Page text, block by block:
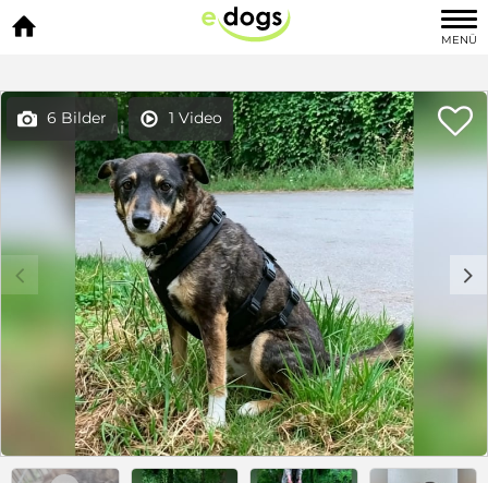

MENÜ
 6 Bilder  1 Video 
c d